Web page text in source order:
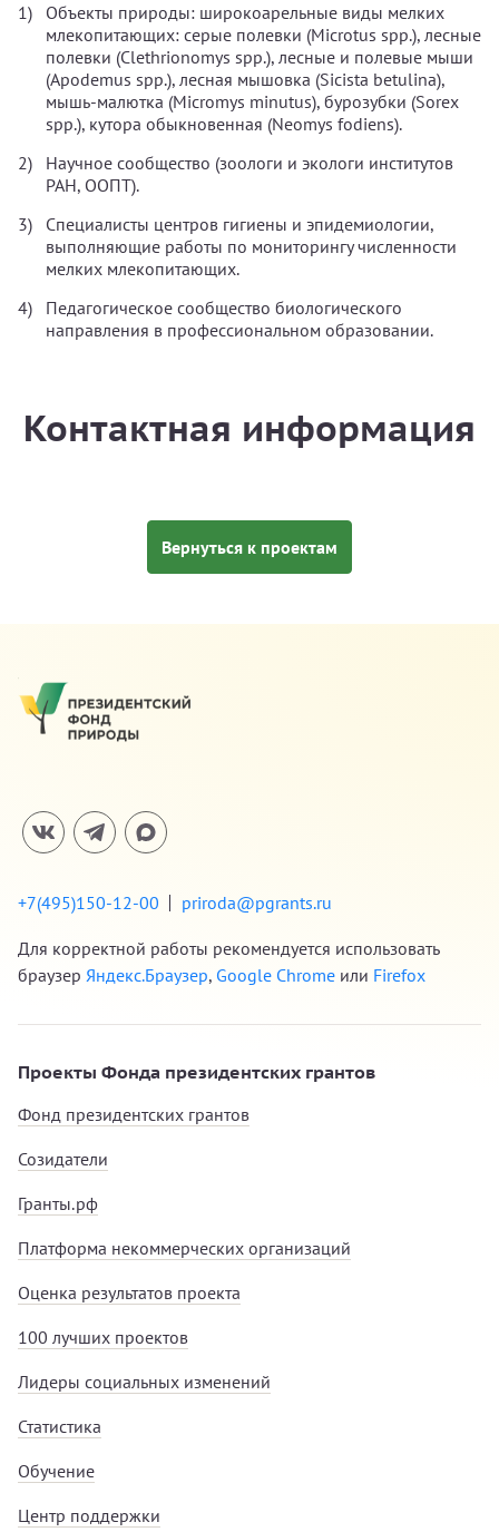
Объекты природы: широкоарельные виды мелких
млекопитающих: серые полевки (Microtus spp.), лесные
полевки (Clethrionomys spp.), лесные и полевые мыши
(Apodemus spp.), лесная мышовка (Sicista betulina),
мышь-малютка (Micromys minutus), бурозубки (Sorex
spp.), кутора обыкновенная (Neomys fodiens).
Научное сообщество (зоологи и экологи институтов
РАН, ООПТ).
Специалисты центров гигиены и эпидемиологии,
выполняющие работы по мониторингу численности
мелких млекопитающих.
Педагогическое сообщество биологического
направления в профессиональном образовании.
Контактная информация
Вернуться к проектам
+7(495)150-12-00 priroda@pgrants.ru
Для корректной работы рекомендуется использовать
браузер Яндекс.Браузер, Google Chrome или Firefox
Проекты Фонда президентских грантов
Фонд президентских грантов
Созидатели
Гранты.рф
Платформа некоммерческих организаций
Оценка результатов проекта
100 лучших проектов
Лидеры социальных изменений
Статистика
Обучение
Центр поддержки